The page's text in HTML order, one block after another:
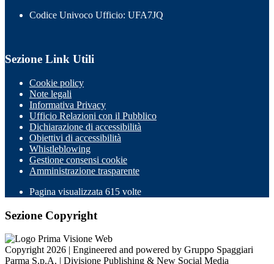
Codice Univoco Ufficio: UFA7JQ
Sezione Link Utili
Cookie policy
Note legali
Informativa Privacy
Ufficio Relazioni con il Pubblico
Dichiarazione di accessibilità
Obiettivi di accessibilità
Whistleblowing
Gestione consensi cookie
Amministrazione trasparente
Pagina visualizzata 615 volte
Sezione Copyright
Copyright 2026 | Engineered and powered by Gruppo Spaggiari
Parma S.p.A. | Divisione Publishing & New Social Media